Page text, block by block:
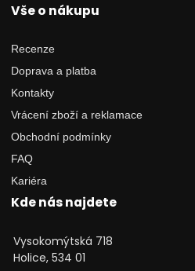
Vše o nákupu
Recenze
Doprava a platba
Kontakty
Vrácení zboží a reklamace
Obchodní podmínky
FAQ
Kariéra
Kde nás najdete
Vysokomýtská 718
Holice, 534 01